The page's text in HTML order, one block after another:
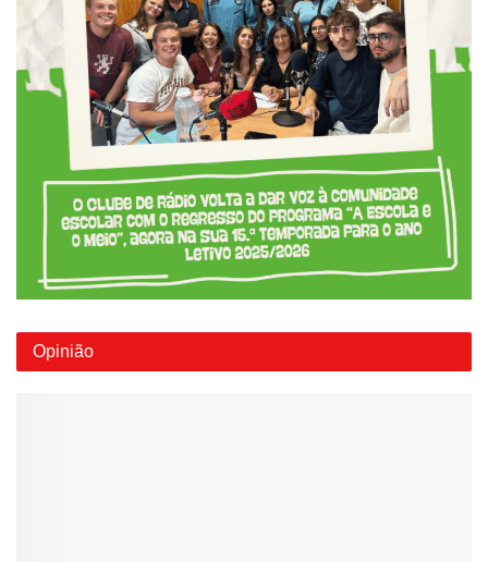
Opinião